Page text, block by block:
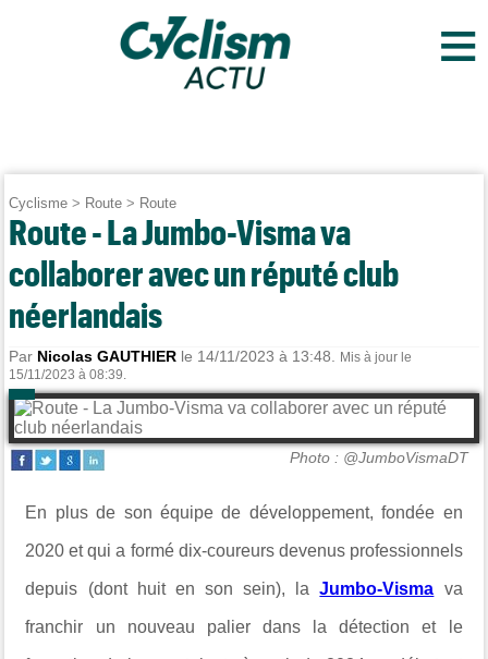
≡
Cyclisme > Route > Route
Route - La Jumbo-Visma va
collaborer avec un réputé club
néerlandais
Par Nicolas GAUTHIER le 14/11/2023 à 13:48.
Mis à jour le
15/11/2023 à 08:39.
Photo : @JumboVismaDT
En plus de son équipe de développement, fondée en
2020 et qui a formé dix-coureurs devenus professionnels
depuis (dont huit en son sein), laJumbo-Visma va
franchir un nouveau palier dans la détection et le